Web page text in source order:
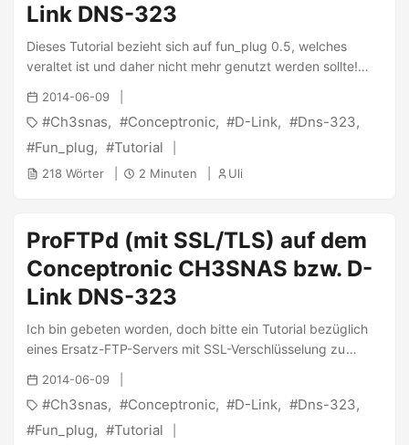
Link DNS-323
Dieses Tutorial bezieht sich auf fun_plug 0.5, welches
veraltet ist und daher nicht mehr genutzt werden sollte!
Dieses Tutorial ist daher ebenfalls veraltet! Bitte sehe hier
nach den aktuellen Tutorials! Das neue fun_plug 0.5 von
fonz bringt viele Neuerungen, unter anderem auch eine
neue Zeitsyncronisierung. Das alte Tutorial würde zwar
weiter funktionieren, jedoch geht es nun deutlich leichter.
automatischen Zeitabgleich für die deutsche Zeitzone
indem man zunächst die Datei fun_plug.local kopiert und
die folgenden Zeilen dann einfügt: ...
2014-06-09
Ch3snas Conceptronic D-Link
Dns-323
Fun_plug
Tutorial
218 Wörter 2 Minuten Uli
ProFTPd (mit SSL/TLS) auf dem
Conceptronic CH3SNAS bzw. D-
Link DNS-323
Ich bin gebeten worden, doch bitte ein Tutorial bezüglich
eines Ersatz-FTP-Servers mit SSL-Verschlüsselung zu
verfassen. Diesem Wunsch komme ich gerne nach und
zeige nun im folgenden, wie man ProFTPd einrichtet.
Trotzdessen würde ich gerne drauf hinweisen, dass die
internen FTP-Server des CH3SNAS und DNS-323 bereits
2014-06-09
Ch3snas Conceptronic D-Link
Dns-323
Fun_plug
Tutorial